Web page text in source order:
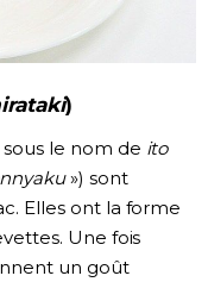
)
sous le nom de ito
») sont
Elles ont la forme
Une fois
un goût